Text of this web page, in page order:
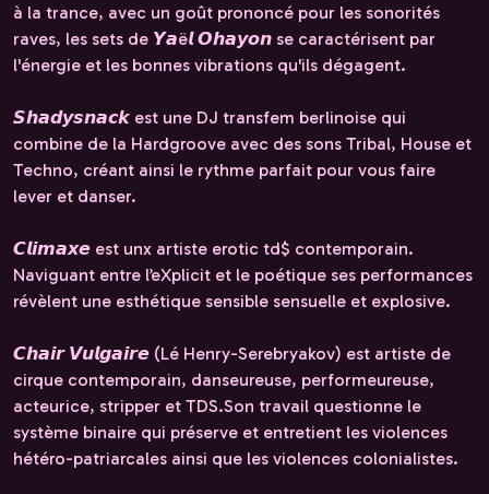
à la trance, avec un goût prononcé pour les sonorités
raves, les sets de 𝙔𝙖ë𝙡 𝙊𝙝𝙖𝙮𝙤𝙣 se caractérisent par
l'énergie et les bonnes vibrations qu'ils dégagent.
𝙎𝙝𝙖𝙙𝙮𝙨𝙣𝙖𝙘𝙠 est une DJ transfem berlinoise qui
combine de la Hardgroove avec des sons Tribal, House et
Techno, créant ainsi le rythme parfait pour vous faire
lever et danser.
𝘾𝙡𝙞𝙢𝙖𝙭𝙚 est unx artiste erotic td$ contemporain.
Naviguant entre l’eXplicit et le poétique ses performances
révèlent une esthétique sensible sensuelle et explosive.
𝘾𝙝𝙖𝙞𝙧 𝙑𝙪𝙡𝙜𝙖𝙞𝙧𝙚 (Lé Henry-Serebryakov) est artiste de
cirque contemporain, danseureuse, performeureuse,
acteurice, stripper et TDS. Son travail questionne le
système binaire qui préserve et entretient les violences
hétéro-patriarcales ainsi que les violences colonialistes.